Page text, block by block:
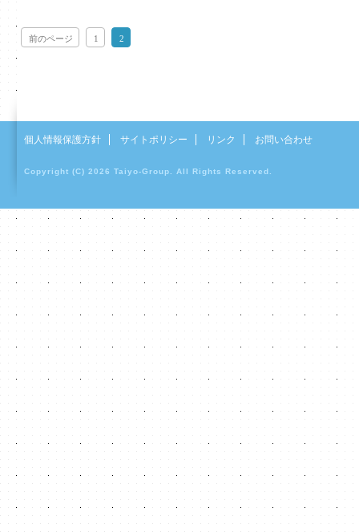
前のページ 1 2
個人情報保護方針 サイトポリシー リンク お問い合わせ
Copyright (C) 2026 Taiyo-Group. All Rights Reserved.